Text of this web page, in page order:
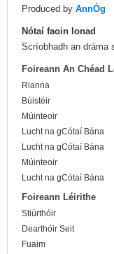
Produced by AnnÓg
Nótaí faoin Ionad
Scríobhadh an dráma
Foireann An Chéad
Rianna
Búistéir
Múinteoir
Lucht na gCótaí Bána
Lucht na gCótaí Bána
Múinteoir
Lucht na gCótaí Bána
Foireann Léirithe
Stiúrthóir
Dearthóir Seit
Fuaim